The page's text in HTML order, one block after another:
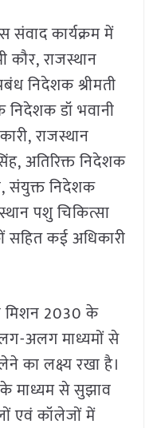
कार्यक्रम में
कौर, राजस्थान
निदेशक श्रीमती
निदेशक डॉ भवानी
राजस्थान
अतिरिक्त निदेशक
संयुक्त निदेशक
पशु चिकित्सा
सहित कई अधिकारी
मिशन 2030 के
अलग माध्यमों से
का लक्ष्य रखा है।
माध्यम से सुझाव
एवं कॉलेजों में